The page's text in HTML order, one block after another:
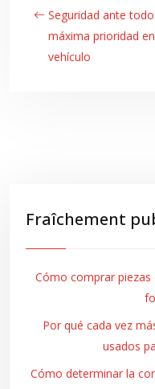
Seguridad ante
máxima prioridad
vehículo
Fraîchement
Cómo comprar
Por qué cada vez
usados
Cómo determinar la